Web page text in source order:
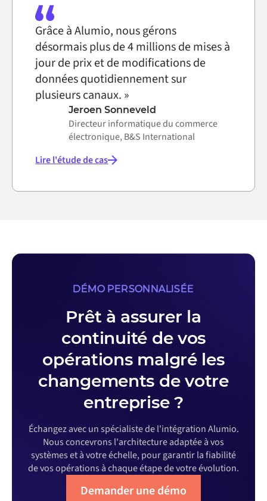
Grâce à Alumio, nous gérons
désormais plus de 4 millions de mises à
jour de prix et de modifications de
données quotidiennement sur
plusieurs canaux. »
Jeroen Sonneveld
Directeur informatique du commerce
électronique, B&S International
Lire l'étude de cas
DÉMO PERSONNALISÉE
Prêt à assurer la
continuité de vos
opérations malgré les
changements de votre
entreprise ?
Échangez avec un spécialiste de l'intégration Alumio.
Nous concevrons l'architecture adaptée à vos
systèmes et à votre échelle, pour garantir la fiabilité
de vos opérations à chaque étape de votre évolution.
Demander une démo